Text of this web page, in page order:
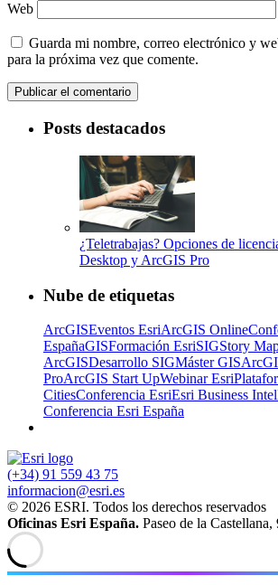
Web
Guarda mi nombre, correo electrónico y
para la próxima vez que comente.
Posts destacados
¿Teletrabajas? Opciones de
Desktop y ArcGIS Pro
Nube de etiquetas
ArcGISEventos EsriArcGIS Online
EspañaGISFormación EsriSIGStory
ArcGISDesarrollo SIGMáster GIS
ProArcGIS Start UpWebinar Esri
CitiesConferencia EsriEsri Business
Conferencia Esri España
(+34) 91 559 43 75
informacion@esri.es
© 2026 ESRI. Todos los derechos reservados
Oficinas Esri España. Paseo de la